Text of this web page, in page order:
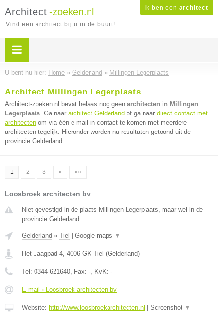
Ik ben een architect
Architect -zoeken.nl
Vind een architect bij u in de buurt!
U bent nu hier: Home » Gelderland » Millingen Legerplaats
Architect Millingen Legerplaats
Architect-zoeken.nl bevat helaas nog geen architecten in Millingen
Legerplaats. Ga naar architect Gelderland of ga naar direct contact met
architecten om via één e-mail in contact te komen met meerdere
architecten tegelijk. Hieronder worden nu resultaten getoond uit de
provincie Gelderland.
1 2 3 » »»
Loosbroek architecten bv
Niet gevestigd in de plaats Millingen Legerplaats, maar wel in de
provincie Gelderland.
Gelderland » Tiel Google maps ▼
Het Jaagpad 4, 4006 GK Tiel (Gelderland)
Tel: 0344-621640, Fax: -, KvK: -
E-mail › Loosbroek architecten bv
Website: http://www.loosbroekarchitecten.nl Screenshot ▼